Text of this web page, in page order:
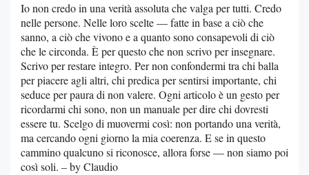
Io non credo in una verità assoluta che valga per tutti. Credo
nelle persone. Nelle loro scelte — fatte in base a ciò che
sanno, a ciò che vivono e a quanto sono consapevoli di ciò
che le circonda. È per questo che non scrivo per insegnare.
Scrivo per restare integro. Per non confondermi tra chi balla
per piacere agli altri, chi predica per sentirsi importante, chi
seduce per paura di non valere. Ogni articolo è un gesto per
ricordarmi chi sono, non un manuale per dire chi dovresti
essere tu. Scelgo di muovermi così: non portando una verità,
ma cercando ogni giorno la mia coerenza. E se in questo
cammino qualcuno si riconosce, allora forse — non siamo poi
così soli. – by Claudio